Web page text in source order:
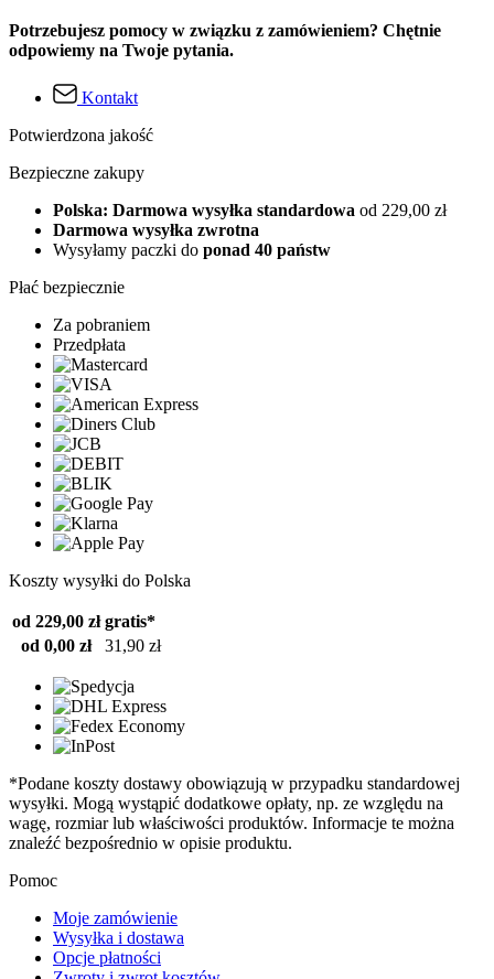
Potrzebujesz pomocy w związku z zamówieniem? Chętnie
odpowiemy na Twoje pytania.
Kontakt
Potwierdzona jakość
Bezpieczne zakupy
Polska: Darmowa wysyłka standardowa od 229,00 zł
Darmowa wysyłka zwrotna
Wysyłamy paczki do ponad 40 państw
Płać bezpiecznie
Za pobraniem
Przedpłata
Koszty wysyłki do Polska
od 229,00 zł gratis*
od 0,00 zł
31,90 zł
*Podane koszty dostawy obowiązują w przypadku standardowej
wysyłki. Mogą wystąpić dodatkowe opłaty, np. ze względu na
wagę, rozmiar lub właściwości produktów. Informacje te można
znaleźć bezpośrednio w opisie produktu.
Pomoc
Moje zamówienie
Wysyłka i dostawa
Opcje płatności